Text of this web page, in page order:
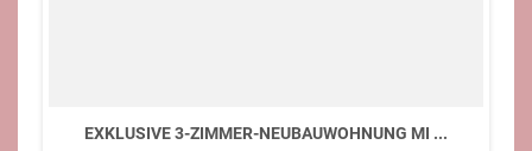
EXKLUSIVE 3-ZIMMER-NEUBAUWOHNUNG MI ...